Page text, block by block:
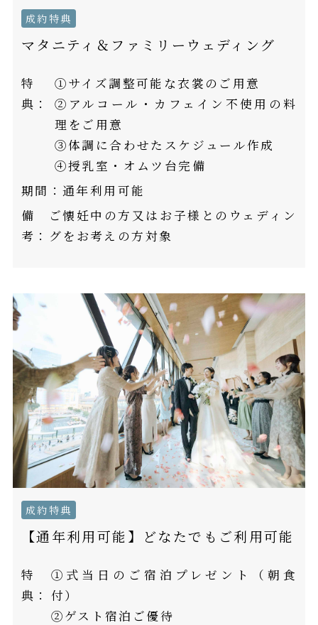
成約特典
マタニティ＆ファミリーウェディング
特
典：
①サイズ調整可能な衣裳のご用意
②アルコール・カフェイン不使用の料
理をご用意
③体調に合わせたスケジュール作成
④授乳室・オムツ台完備
期間： 通年利用可能
備
考：
ご懐妊中の方又はお子様とのウェディン
グをお考えの方対象
成約特典
【通年利用可能】どなたでもご利用可能
特
典：
①式当日のご宿泊プレゼント（朝食
付）
②ゲスト宿泊ご優待